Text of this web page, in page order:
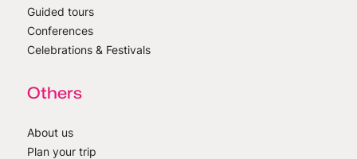
Guided tours
Conferences
Celebrations & Festivals
Others
About us
Plan your trip